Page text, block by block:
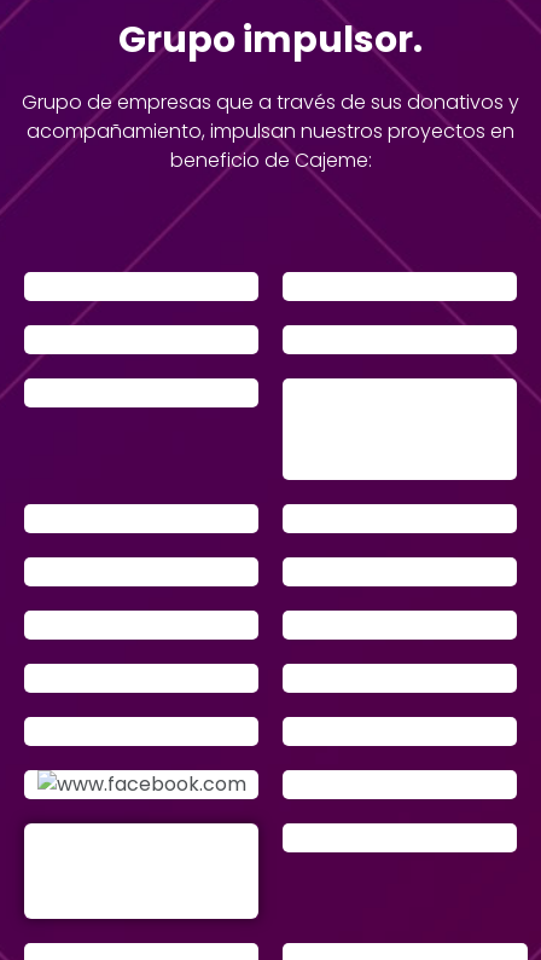
Grupo impulsor.
Grupo de empresas que a través de sus donativos y
acompañamiento, impulsan nuestros proyectos en
beneficio de Cajeme: